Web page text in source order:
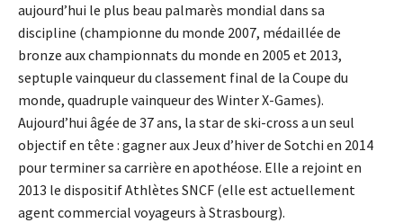
aujourd’hui le plus beau palmarès mondial dans sa
discipline (championne du monde 2007, médaillée de
bronze aux championnats du monde en 2005 et 2013,
septuple vainqueur du classement final de la Coupe du
monde, quadruple vainqueur des Winter X-Games).
Aujourd’hui âgée de 37 ans, la star de ski-cross a un seul
objectif en tête : gagner aux Jeux d’hiver de Sotchi en 2014
pour terminer sa carrière en apothéose. Elle a rejoint en
2013 le dispositif Athlètes SNCF (elle est actuellement
agent commercial voyageurs à Strasbourg).